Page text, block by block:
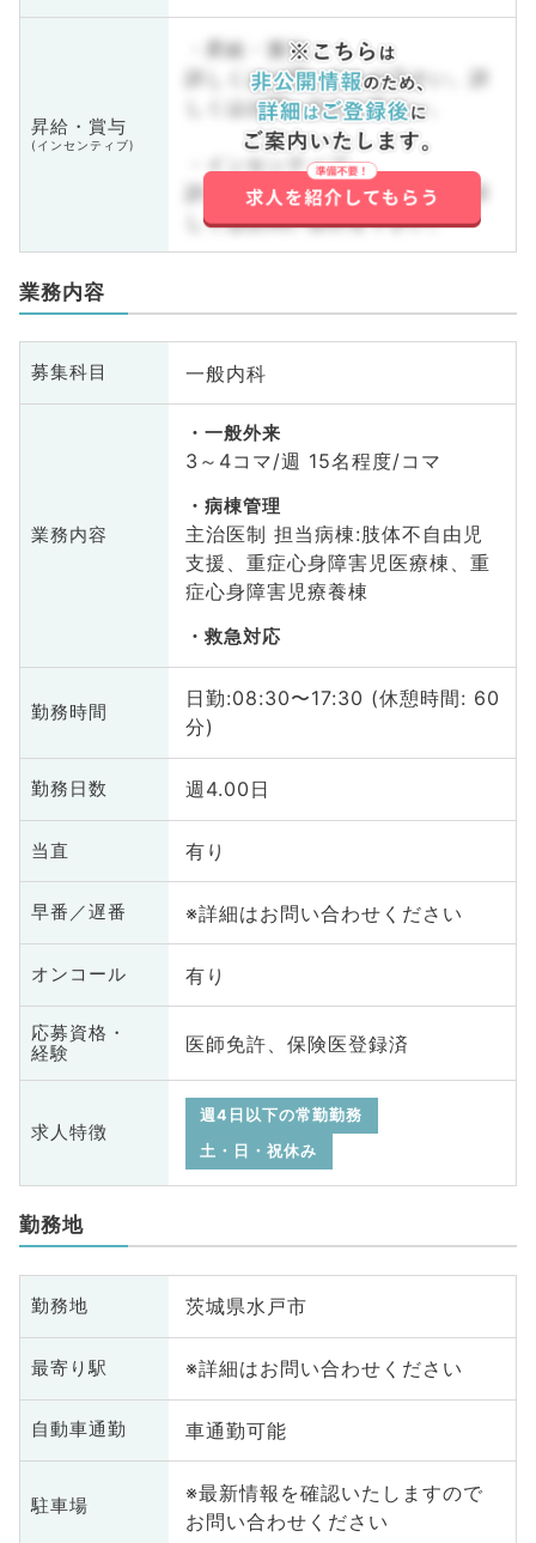
昇給・賞与
(インセンティブ)
・昇給・賞与
詳しくはお問い合わせ下さい。詳
しくはお問い合わせ下さい。
・インセンティブ
詳しくはお問い合わせ下さい。詳
しくはお問い合わせ下さい。
業務内容
募集科目 一般内科
業務内容
一般外来
3～4コマ/週 15名程度/コマ
病棟管理
主治医制 担当病棟:肢体不自由児
支援、重症心身障害児医療棟、重
症心身障害児療養棟
救急対応
勤務時間
日勤:08:30〜17:30 (休憩時間: 60
分)
勤務日数 週4.00日
当直 有り
早番／遅番 ※詳細はお問い合わせください
オンコール 有り
応募資格・
経験
医師免許、保険医登録済
求人特徴
週4日以下の常勤勤務
土・日・祝休み
勤務地
勤務地 茨城県水戸市
最寄り駅 ※詳細はお問い合わせください
自動車通勤 車通勤可能
駐車場
※最新情報を確認いたしますので
お問い合わせください